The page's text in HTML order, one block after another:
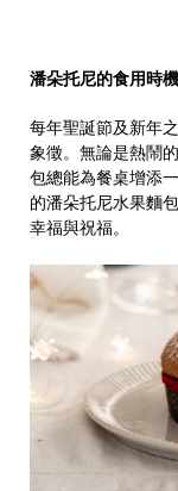
潘朵托尼的食用時機
每年聖誕節及新年
象徵。無論是熱鬧
包總能為餐桌增添
的潘朵托尼水果麵
幸福與祝福。